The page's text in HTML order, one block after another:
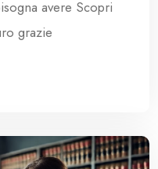
avere Scopri
grazie